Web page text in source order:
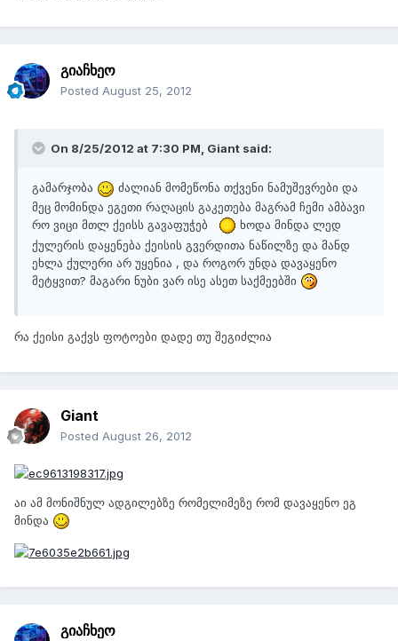
გიაჩხეო
Posted August 25, 2012
On 8/25/2012 at 7:30 PM, Giant said:
გამარჯობა
ძალიან მომეწონა თქვენი ნამუშევრები და
მეც მომინდა ეგეთი რაღაცის გაკეთება მაგრამ ჩემი ამბავი
რო ვიცი მთლ ქეისს გავაფუჭებ
ხოდა მინდა ლედ
ქულერის დაყენება ქეისის გვერდითა ნაწილზე და მანდ
ეხლა ქულერი არ უყენია , და როგორ უნდა დავაყენო
მეტყვით? მაგარი ნუბი ვარ ისე ასეთ საქმეებში
რა ქეისი გაქვს ფოტოები დადე თუ შეგიძლია
Giant
Posted August 26, 2012
აი ამ მონიშნულ ადგილებზე რომელიმეზე რომ დავაყენო ეგ
მინდა
გიაჩხეო